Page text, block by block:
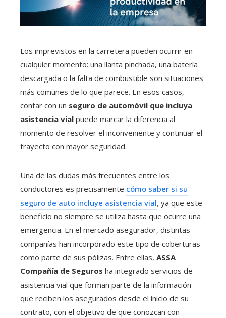
Los imprevistos en la carretera pueden ocurrir en
cualquier momento: una llanta pinchada, una batería
descargada o la falta de combustible son situaciones
más comunes de lo que parece. En esos casos,
contar con un seguro de automóvil que incluya
asistencia vial puede marcar la diferencia al
momento de resolver el inconveniente y continuar el
trayecto con mayor seguridad.
Una de las dudas más frecuentes entre los
conductores es precisamente cómo saber si su
seguro de auto incluye asistencia vial, ya que este
beneficio no siempre se utiliza hasta que ocurre una
emergencia. En el mercado asegurador, distintas
compañías han incorporado este tipo de coberturas
como parte de sus pólizas. Entre ellas, ASSA
Compañía de Seguros ha integrado servicios de
asistencia vial que forman parte de la información
que reciben los asegurados desde el inicio de su
contrato, con el objetivo de que conozcan con